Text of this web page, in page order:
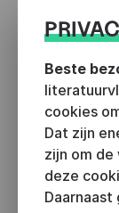
en eerlijk
verbloemen.
open einde?
onderweg
geen
bijlagen bij je
Kom snel ter
Beste
cookies
Dat zijn
zijn om
deze